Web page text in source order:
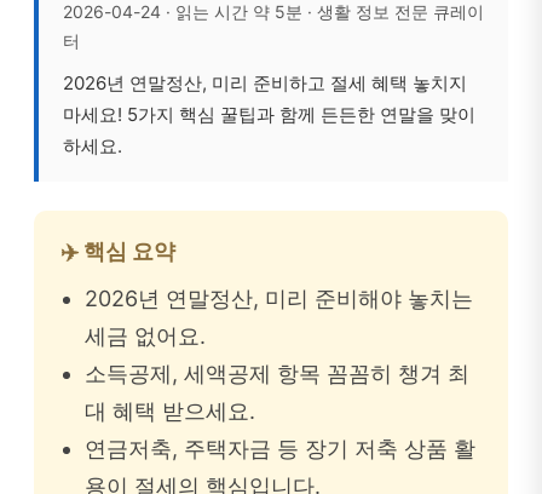
2026-04-24 · 읽는 시간 약 5분 · 생활 정보 전문 큐레이
터
2026년 연말정산, 미리 준비하고 절세 혜택 놓치지
마세요! 5가지 핵심 꿀팁과 함께 든든한 연말을 맞이
하세요.
✈️ 핵심 요약
2026년 연말정산, 미리 준비해야 놓치는
세금 없어요.
소득공제, 세액공제 항목 꼼꼼히 챙겨 최
대 혜택 받으세요.
연금저축, 주택자금 등 장기 저축 상품 활
용이 절세의 핵심입니다.